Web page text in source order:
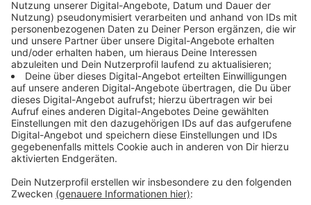
Staatsanwaltschaft geht davon aus, dass er sich
von der Kritik seiner Eltern genervt gefühlt habe.
Aber sie hält ihn aktuell für schuldfähig, auch wenn
bei der Tat Alkohol und Drogen mit im Spiel waren.
Der Mann hatte selber zuvor von
Wahnvorstellungen gesprochen. Im November soll
der Prozess fortgesetzt werden.
Veröffentlicht:Freitag, 25.10.2019 06:35
Anzeige